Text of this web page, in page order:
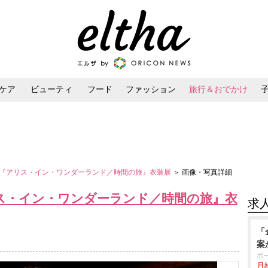
ア ビューティ フード ファッション 旅行＆おでかけ
リス・イン・ワンダーランド／時間の旅』衣装展 ＞ 画像・写真詳細
イン・ワンダーランド／時間の旅』衣 求
案
ボ
月